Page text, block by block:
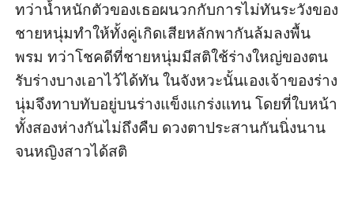
ทว่าน้ำหนักตัวของเธอผนวกกับการไม่ทันระวังของ
ชายหนุ่มทำให้ทั้งคู่เกิดเสียหลักพากันล้มลงพื้น
พรม ทว่าโชคดีที่ชายหนุ่มมีสติใช้ร่างใหญ่ของตน
รับร่างบางเอาไว้ได้ทัน ในจังหวะนั้นเองเจ้าของร่าง
นุ่มจึงทาบทับอยู่บนร่างแข็งแกร่งแทน โดยที่ใบหน้า
ทั้งสองห่างกันไม่ถึงคืบ ดวงตาประสานกันนิ่งนาน
จนหญิงสาวได้สติ